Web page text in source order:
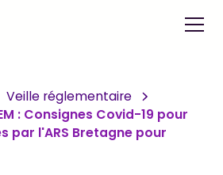
Veille réglementaire
: Consignes Covid-19 pour
par l'ARS Bretagne pour